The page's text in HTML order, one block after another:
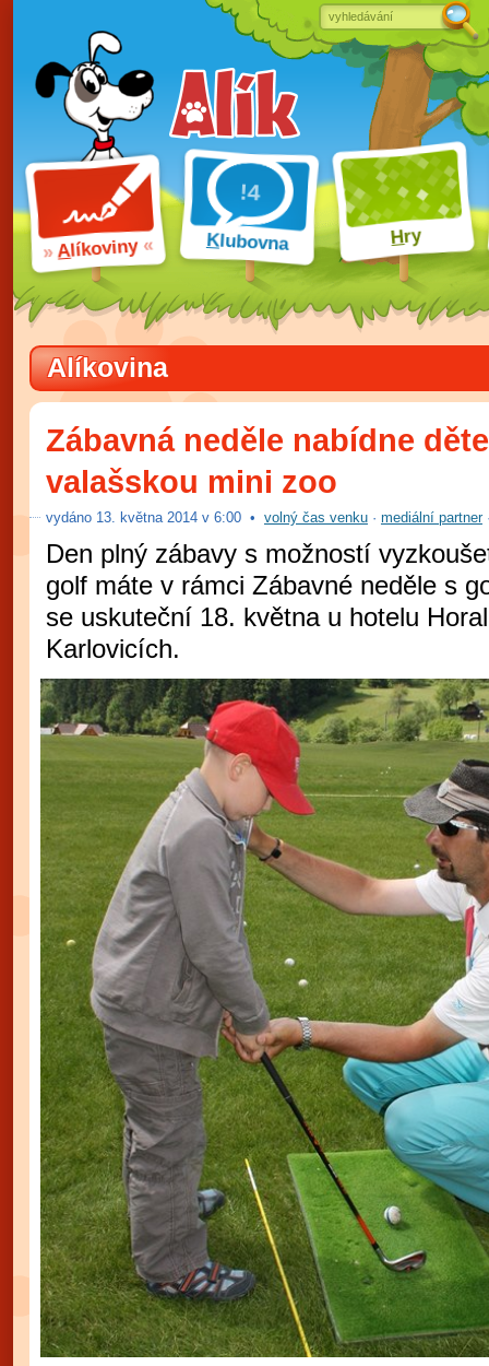
Alíkoviny Klubovna Hry
Alíkovina
Zábavná neděle nabídne
valašskou mini zoo
vydáno 13. května 2014 v 6:00• volný čas venku· mediální partner
Den plný zábavy s možností
golf máte v rámci Zábavné neděle s
se uskuteční 18. května u hotelu
Karlovicích.